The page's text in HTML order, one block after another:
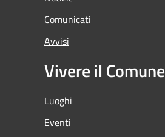
Comunicati
Avvisi
Vivere il Comune
Luoghi
Eventi